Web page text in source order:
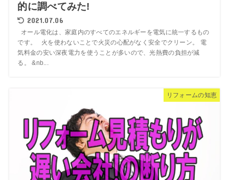
的に調べてみた!
2021.07.06
オール電化は、家庭内のすべてのエネルギーを電気に統一するもの
です。 火を使わないことで火災の心配がなく安全でクリーン。 電
気料金の安い深夜電力を使うことが多いので、光熱費の負担が減
る。 &nb...
リフォームの知恵